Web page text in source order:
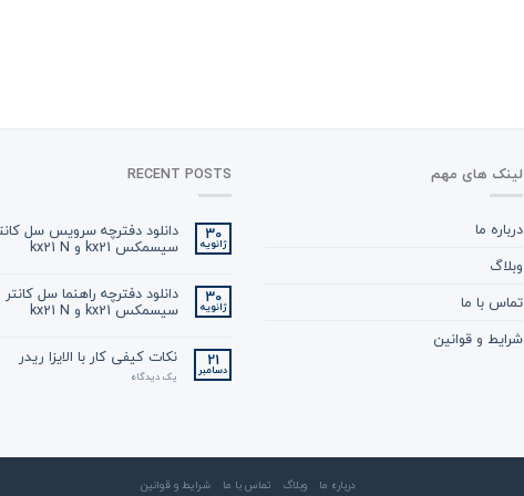
لینک های مهم
درباره ما
وبلاگ
تماس با ما
شرایط و قوانین
RECENT POSTS
30
ژانویه
دانلود دفترچه سرویس سل
سیسمکس kx21 و kx21 N
30
ژانویه
دانلود دفترچه راهنما سل کانتر
سیسمکس kx21 و kx21 N
21
دسامبر
نکات کیفی کار با الایزا ریدر
یک دیدگاه
درباره ما وبلاگ تماس با ما شرایط و قوانین